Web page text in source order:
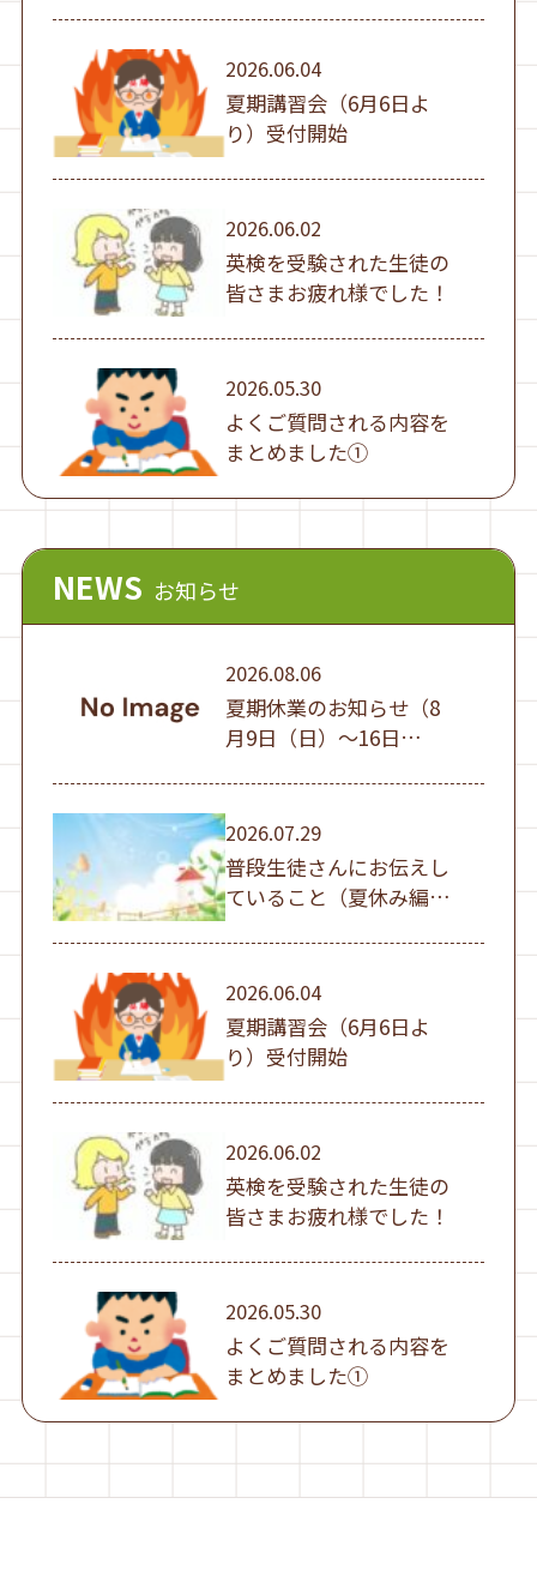
2026.06.04
夏期講習会（6月6日よ
り）受付開始
2026.06.02
英検を受験された生徒の
皆さまお疲れ様でした！
2026.05.30
よくご質問される内容を
まとめました①
NEWS お知らせ
2026.08.06
夏期休業のお知らせ（8
月9日（日）～16日
2026.07.29
普段生徒さんにお伝えし
ていること（夏休み編
①）
2026.06.04
夏期講習会（6月6日よ
り）受付開始
2026.06.02
英検を受験された生徒の
皆さまお疲れ様でした！
2026.05.30
よくご質問される内容を
まとめました①